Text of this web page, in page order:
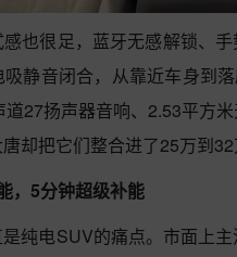
也很足，蓝牙无感解锁、
静音闭合，从靠近车身到
道27扬声器音响、2.53平方
唐却把它们整合进了25万到
，5分钟超级补能
纯电SUV的痛点。市面上